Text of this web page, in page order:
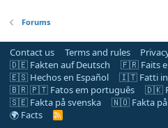
Forums
Contact us Terms and rules
🇩🇪 Fakten auf Deutsch
🇫🇷 Faits
🇪🇸 Hechos en Español
🇮🇹 Fatti in
🇧🇷 🇵🇹 Fatos em português
🇩🇰
🇸🇪 Fakta på svenska
🇳🇴 Fakta på
🌍 Facts
R